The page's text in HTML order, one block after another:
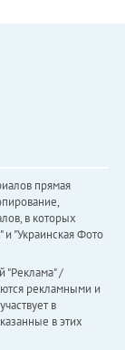
прямая
в которых
и "Украинская Фото
"Реклама" /
рекламными и
в
в этих